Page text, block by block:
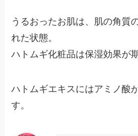
うるおったお肌は、肌の角質
れた状態。
ハトムギ化粧品は保湿効果が
ハトムギエキスにはアミノ酸
す。